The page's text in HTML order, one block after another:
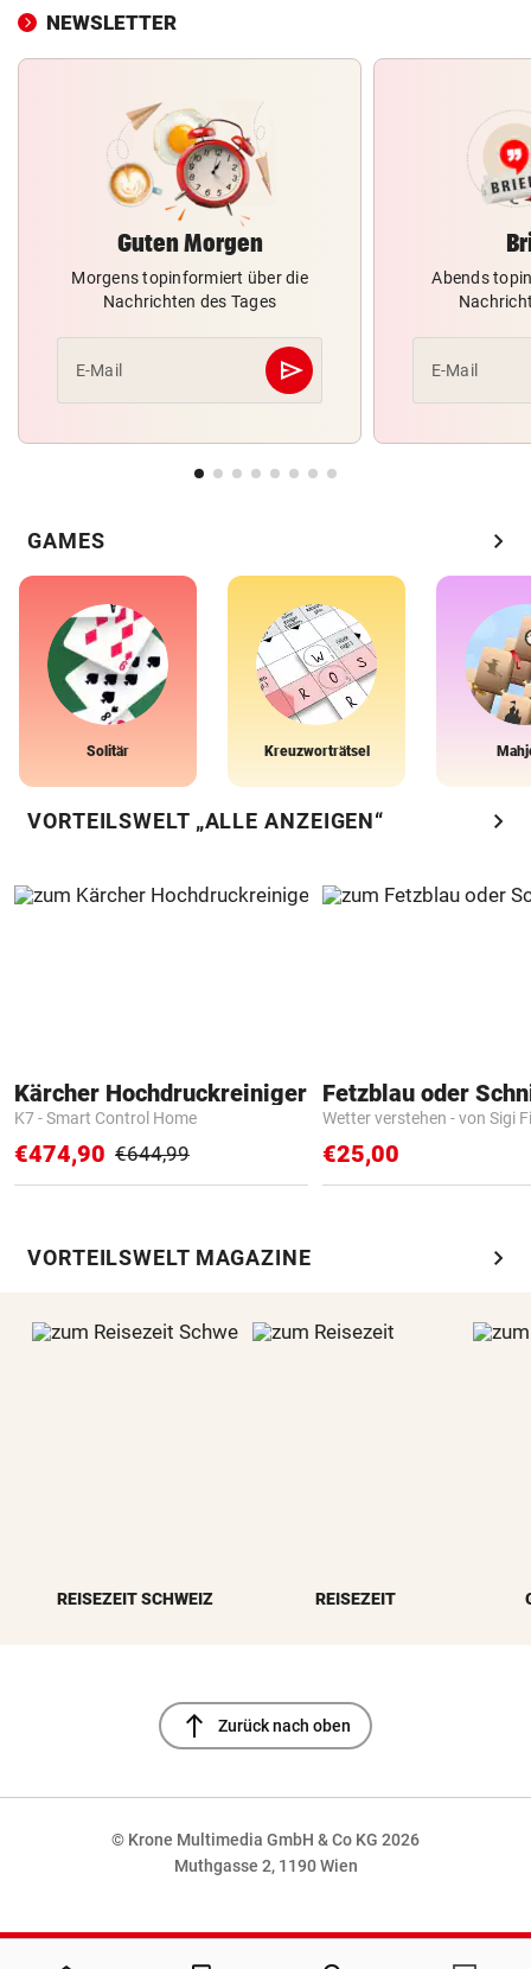
NEWSLETTER
Guten Morgen
Morgens topinformiert über die
Nachrichten des Tages
E-Mail send
Abschicken
Abends
E-Mail
GAMES chevron_right
Solitär Kreuzworträtsel
VORTEILSWELT „ALLE ANZEIGEN“ chevron_right
Kärcher Hochdruckreiniger
K7 - Smart Control Home
€474,90 €644,99
Fetzblau oder
Wetter verstehen - von Sigi
€25,00
VORTEILSWELT MAGAZINE chevron_right
REISEZEIT SCHWEIZ REISEZEIT
north Zurück nach oben
© Krone Multimedia GmbH & Co KG 2026
Muthgasse 2, 1190 Wien
NaN%